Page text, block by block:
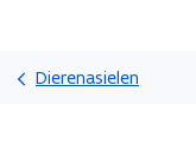
Dierenasielen